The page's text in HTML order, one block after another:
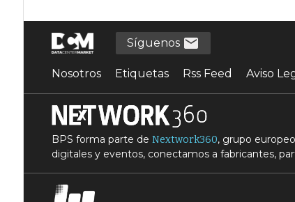
Síguenos
Nosotros Etiquetas Rss Feed Aviso
BPS forma parte de Nextwork360, grupo
digitales y eventos, conectamos a fabricantes,